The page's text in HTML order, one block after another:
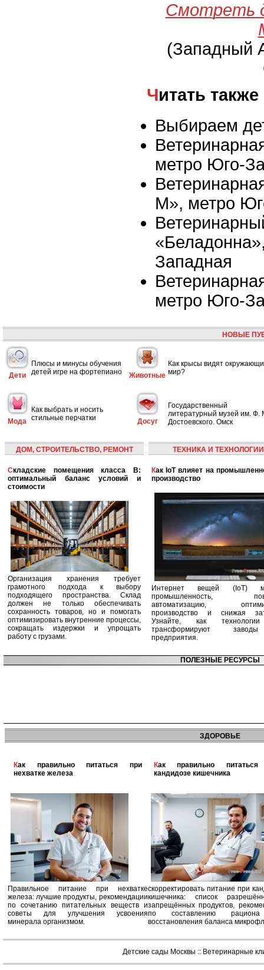
Смотреть
(Западный
Читать также
Выбираем
метро Юго-
M», метро
Западная
метро Юго-
НОВЫЕ
Дети
Плюсы и минусы обучения
детей игре на фортепиано
Животные
Как крысы видят
мир?
Мода
Как выбрать и носить
стильные перчатки
Досуг
Государственный
литературный музей им. Ф.
Достоевского. Омск
ДОМ, СТРОИТЕЛЬСТВО, РЕМОНТ
Складские помещения класса B:
оптимальный баланс условий и
стоимости
Организация хранения требует
грамотного подхода к выбору
подходящего пространства. Склад
должен не только обеспечивать
сохранность товаров, но и помогать
оптимизировать внутренние процессы,
сокращать издержки и упрощать
работу с грузами.
ТЕХНИКА И ТЕХНОЛОГИИ
Как IoT влияет на промышленность и
производство
Интернет вещей (IoT)
промышленность,
автоматизацию,
производство и снижая
Узнайте, как
трансформируют
предприятия.
ПОЛЕЗНЫЕ РЕСУРСЫ
ЗДОРОВЬЕ
Как правильно питаться при
нехватке железа
Правильное питание при нехватке
железа: лучшие продукты, рекомендации
по сочетанию питательных веществ и
советы для улучшения усвоения
минерала организмом.
Как правильно питаться при
кандидозе кишечника
скорректировать питание при
кишечника: список
запрещённых продуктов,
по составлению
восстановления баланса
Детские сады Москвы :: Ветеринарные